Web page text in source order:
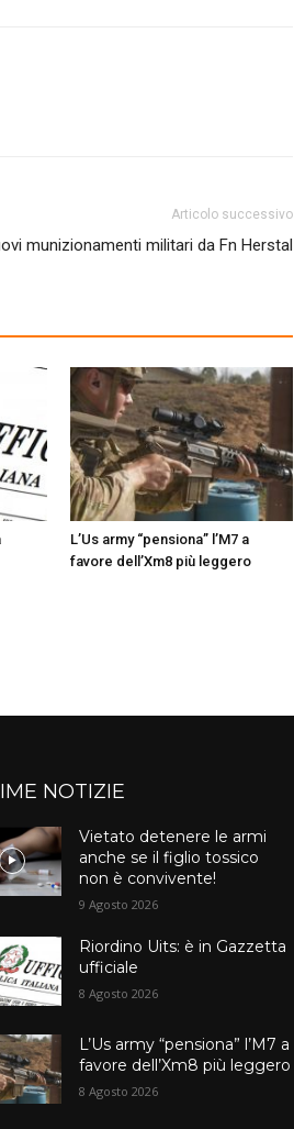
Articolo successivo
munizionamenti militari da Fn Herstal
L’Us army “pensiona” l’M7 a
favore dell’Xm8 più leggero
NOTIZIE
Vietato detenere le armi
anche se il figlio tossico
non è convivente!
9 Agosto 2026
Riordino Uits: è in Gazzetta
ufficiale
8 Agosto 2026
L’Us army “pensiona” l’M7 a
favore dell’Xm8 più leggero
8 Agosto 2026